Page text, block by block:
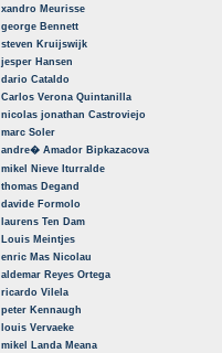
xandro Meurisse
george Bennett
steven Kruijswijk
jesper Hansen
dario Cataldo
Carlos Verona Quintanilla
nicolas jonathan Castroviejo
marc Soler
andre� Amador Bipkazacova
mikel Nieve Iturralde
thomas Degand
davide Formolo
laurens Ten Dam
Louis Meintjes
enric Mas Nicolau
aldemar Reyes Ortega
ricardo Vilela
peter Kennaugh
louis Vervaeke
mikel Landa Meana